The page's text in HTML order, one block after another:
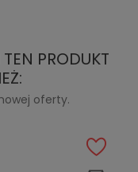
PRODUKT
oferty.